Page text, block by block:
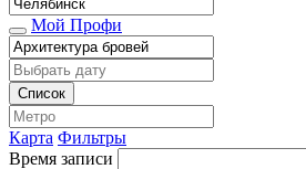
Мой Профи
Список
Карта Фильтры
Время записи